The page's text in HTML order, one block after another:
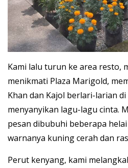
Kami lalu turun ke area resto,
menikmati Plaza Marigold,
Khan dan Kajol berlari-larian di
menyanyikan lagu-lagu cinta.
pesan dibubuhi beberapa
warnanya kuning cerah dan
Perut kenyang, kami